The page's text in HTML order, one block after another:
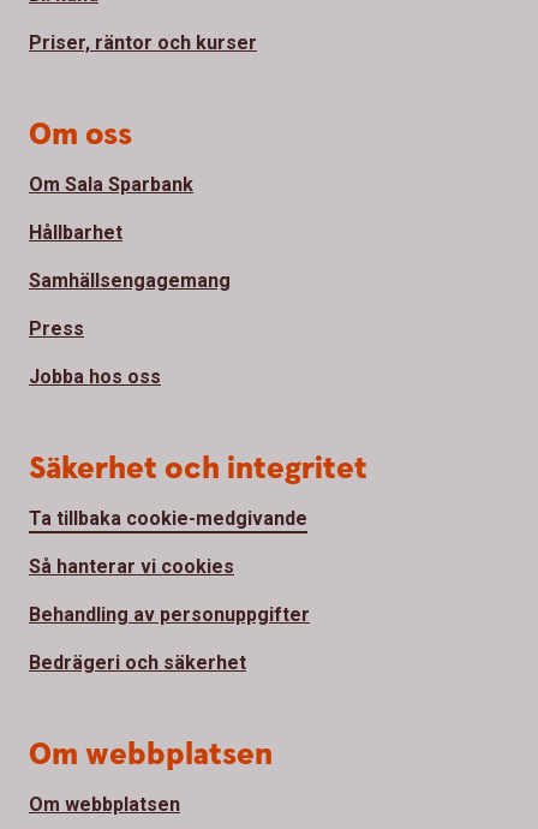
Priser, räntor och kurser
Om oss
Om Sala Sparbank
Hållbarhet
Samhällsengagemang
Press
Jobba hos oss
Säkerhet och integritet
Ta tillbaka cookie-medgivande
Så hanterar vi cookies
Behandling av personuppgifter
Bedrägeri och säkerhet
Om webbplatsen
Om webbplatsen